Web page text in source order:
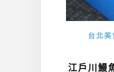
台北美
江戶川鰻